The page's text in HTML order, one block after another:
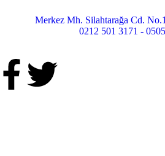
Merkez Mh. Silahtarağa Cd.
0212 501 3171 -